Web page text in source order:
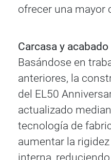
ofrecer una mayor
Carcasa y acabado
Basándose en
anteriores, la
del EL50
actualizado
tecnología de
aumentar la
interna,